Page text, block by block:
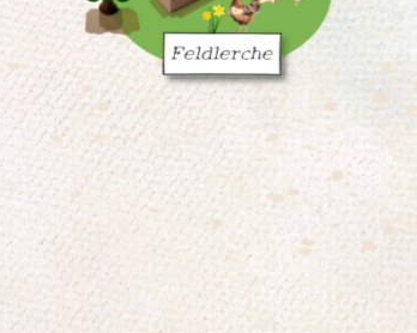
Feldlerche